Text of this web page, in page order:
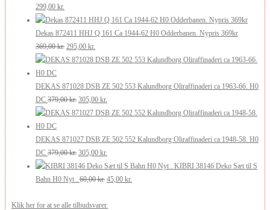
269,00 kr..200,00 kr..
Den
oprindelige
pris
var:
349,00 kr..
299,00 kr.
aktuelle
pris
er:
299,00 kr..
Dekas 872411 HHJ Q 161 Ca 1944-62 H0 Odderbanen. Nypris 369kr
369,00kr. Den
oprindelige
var:
369,00 kr..
295,00 kr.
aktuelle
er:
295,00 kr..
DEKAS 871028 DSB ZE 502 553 Kalundborg Oliraffinaderi ca 1963-66. H0
DC 379,00kr. Den
oprindelige
var:
379,00 kr..
305,00 kr.
aktuelle
er:
DEKAS 871027 DSB ZE 502 552 Kalundborg Oliraffinaderi ca 1948-58. H0
DC 379,00kr. Den
oprindelige
pris
379,00 kr..
305,00 kr.
aktuelle
pris
KIBRI 38146 Deko Sæt til S
Bahn H0 Nyt .
60,00kr. Den
pris
45,00 kr.
Klik her for at se alle tilbudsvarer.